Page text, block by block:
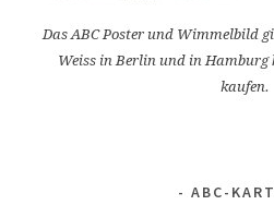
Das ABC Poster und Wimmelbild
Weiss in Berlin und in Hamburg
kaufen.
ABC-